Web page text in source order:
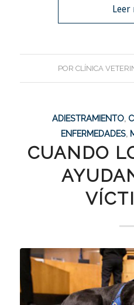
Leer
PORCLÍNICA
ADIESTRAMIENTO,
ENFERMEDADES,
CUANDO